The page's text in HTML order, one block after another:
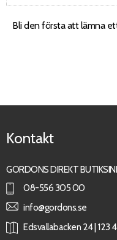
Bli den första att lämna
Kontakt
GORDONS DIREKT
08-556 305 00
info@gordons.se
Edsvallabacken 24 | 123